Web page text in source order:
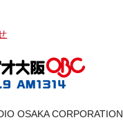
OSAKA CORPORATION